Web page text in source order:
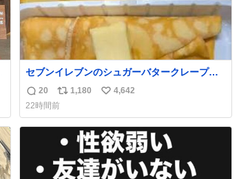
セブンイレブンのシュガーバタークレープと
えんがわの寿司を探している人へ！ シュガー
バタークレープは目黒、品川、蒲田、渋谷、
川崎、横浜、鶴見、九州の一部エリア限定商
品で8月5日に発注が終了したため店舗に置い
てあるところ少ないですが見つけたら即買い
返
信
数
20
リ
ポ
ス
ト
1,180
い
ね
数
4,642
22時間前